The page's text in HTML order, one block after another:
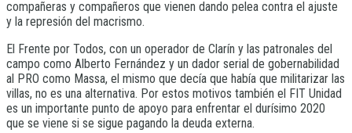
compañeras y compañeros que vienen dando pelea contra el ajuste
y la represión del macrismo.
El Frente por Todos, con un operador de Clarín y las patronales del
campo como Alberto Fernández y un dador serial de gobernabilidad
al PRO como Massa, el mismo que decía que había que militarizar las
villas, no es una alternativa. Por estos motivos también el FIT Unidad
es un importante punto de apoyo para enfrentar el durísimo 2020
que se viene si se sigue pagando la deuda externa.